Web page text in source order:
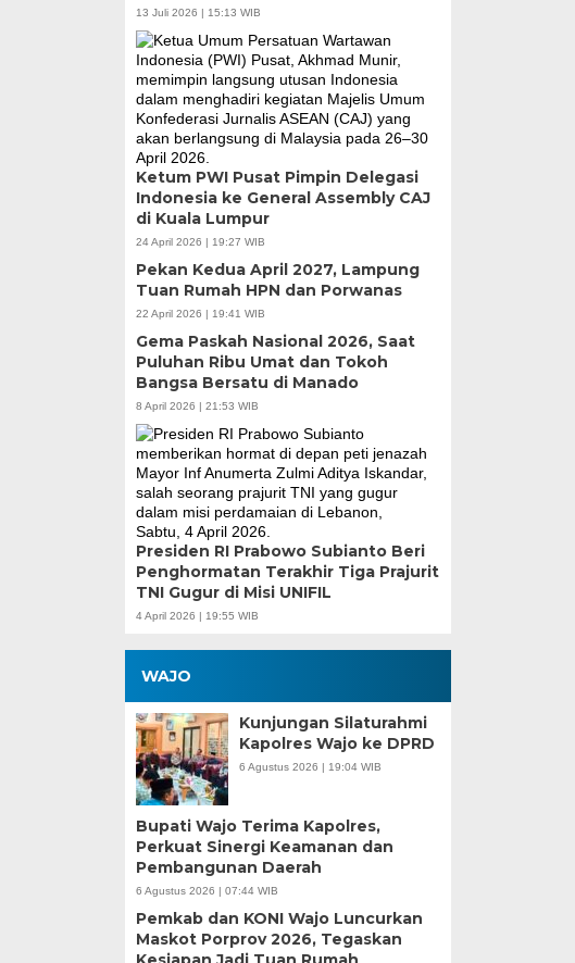
13 Juli 2026 | 15:13 WIB
Ketum PWI Pusat Pimpin Delegasi
Indonesia ke General Assembly CAJ
di Kuala Lumpur
24 April 2026 | 19:27 WIB
Pekan Kedua April 2027, Lampung
Tuan Rumah HPN dan Porwanas
22 April 2026 | 19:41 WIB
Gema Paskah Nasional 2026, Saat
Puluhan Ribu Umat dan Tokoh
Bangsa Bersatu di Manado
8 April 2026 | 21:53 WIB
Presiden RI Prabowo Subianto Beri
Penghormatan Terakhir Tiga Prajurit
TNI Gugur di Misi UNIFIL
4 April 2026 | 19:55 WIB
WAJO
Kunjungan Silaturahmi
Kapolres Wajo ke DPRD
6 Agustus 2026 | 19:04 WIB
Bupati Wajo Terima Kapolres,
Perkuat Sinergi Keamanan dan
Pembangunan Daerah
6 Agustus 2026 | 07:44 WIB
Pemkab dan KONI Wajo Luncurkan
Maskot Porprov 2026, Tegaskan